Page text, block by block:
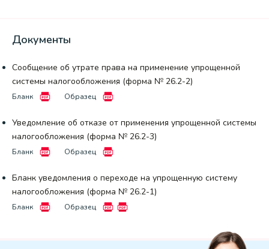
Документы
Сообщение об утрате права на применение упрощенной
системы налогообложения (форма № 26.2-2)
Бланк Образец
Уведомление об отказе от применения упрощенной системы
налогообложения (форма № 26.2-3)
Бланк Образец
Бланк уведомления о переходе на упрощенную систему
налогообложения (форма № 26.2-1)
Бланк Образец